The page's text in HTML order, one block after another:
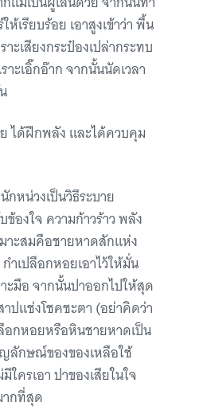
ห้เรียบร้อย เอาสูงเข้าว่า พื้น
ะเสียงกระป๋องเปล่ากระทบ
ะเอิ๊กอ๊าก จากนั้นนัดเวลา
ได้ฝึกพลัง และได้ควบคุม
กหน่วงเป็นวิธีระบาย
องใจ ความก้าวร้าว พลัง
าะสมคือชายหาดสักแห่ง
ำเปลือกหอยเอาไว้ให้มั่น
มือ จากนั้นปาออกไปให้สุด
ปแช่งโชคชะตา (อย่าคิดว่า
อกหอยหรือหินชายหาดเป็น
ลักษณ์ของของเหลือใช้
ใครเอา ปาของเสียในใจ
กที่สุด